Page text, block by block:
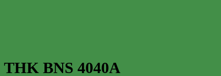
THK BNS 4040A